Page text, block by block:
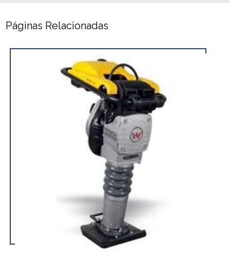
Páginas Relacionadas